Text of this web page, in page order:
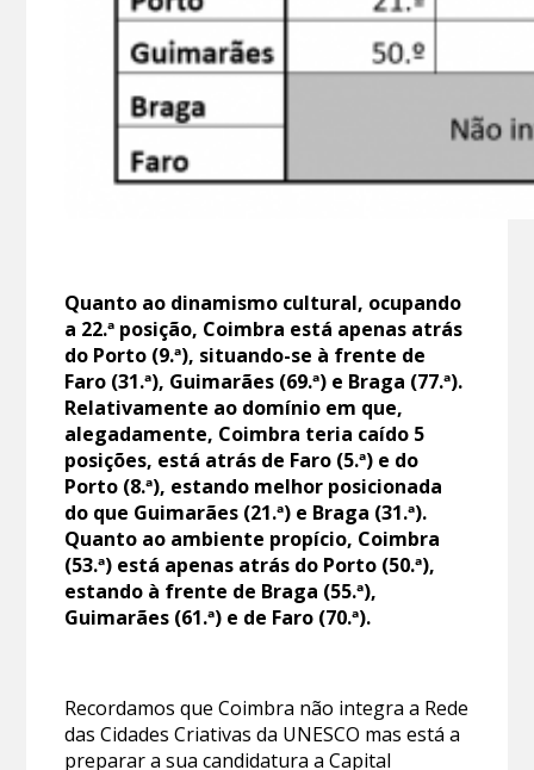
Quanto ao dinamismo cultural, ocupando
a 22.ª posição, Coimbra está apenas atrás
do Porto (9.ª), situando-se à frente de
Faro (31.ª), Guimarães (69.ª) e Braga (77.ª).
Relativamente ao domínio em que,
alegadamente, Coimbra teria caído 5
posições, está atrás de Faro (5.ª) e do
Porto (8.ª), estando melhor posicionada
do que Guimarães (21.ª) e Braga (31.ª).
Quanto ao ambiente propício, Coimbra
(53.ª) está apenas atrás do Porto (50.ª),
estando à frente de Braga (55.ª),
Guimarães (61.ª) e de Faro (70.ª).
Recordamos que Coimbra não integra a Rede
das Cidades Criativas da UNESCO mas está a
preparar a sua candidatura a Capital